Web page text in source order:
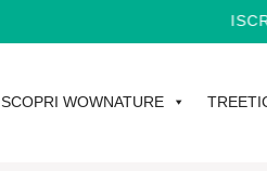
SCOPRI WOWNATURE